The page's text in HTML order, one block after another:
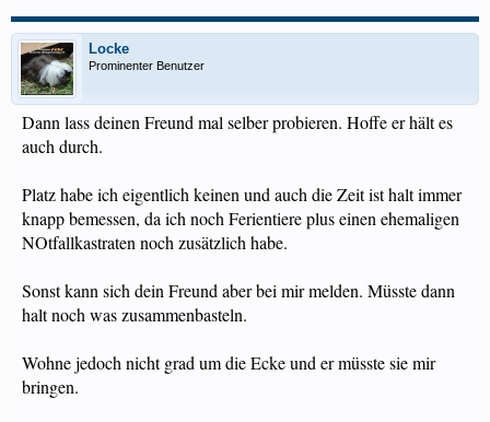
Locke
Prominenter Benutzer
Dann lass deinen Freund mal selber probieren. Hoffe er hält es
auch durch.
Platz habe ich eigentlich keinen und auch die Zeit ist halt immer
knapp bemessen, da ich noch Ferientiere plus einen ehemaligen
NOtfallkastraten noch zusätzlich habe.
Sonst kann sich dein Freund aber bei mir melden. Müsste dann
halt noch was zusammenbasteln.
Wohne jedoch nicht grad um die Ecke und er müsste sie mir
bringen.